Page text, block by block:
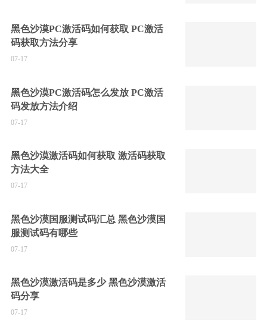
黑色沙漠PC激活码如何获取 PC激活
码获取方法分享
07-17
黑色沙漠PC激活码怎么发放 PC激活
码发放方法介绍
07-17
黑色沙漠激活码如何获取 激活码获取
方法大全
07-17
黑色沙漠国服测试码汇总 黑色沙漠国
服测试码有哪些
07-17
黑色沙漠激活码是多少 黑色沙漠激活
码分享
07-17